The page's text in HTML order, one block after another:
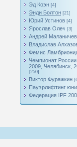
Эд Коэн [4]
Энди Болтон [21]
Юрий Устинов [4]
Ярослав Олеч [3]
Андрей Маланичев
Владислав
Фемис
Чемпионат
2009, Челябинск,
[250]
Виктор Фуражкин
Пауэрлифтинг
Федерация IPF